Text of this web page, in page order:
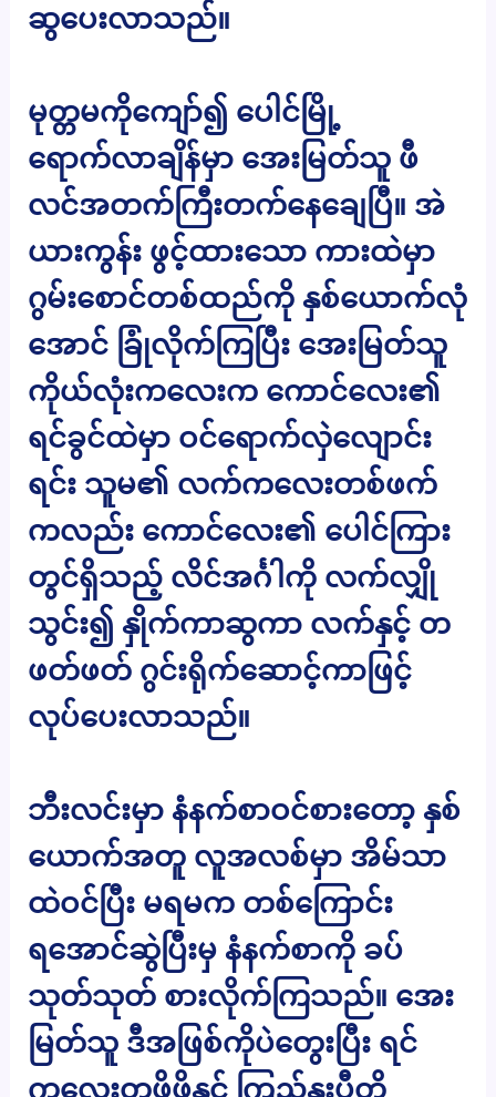
ဆွပေးလာသည်။
မုတ္တမကိုကျော်၍ ပေါင်မြို့
ရောက်လာချိန်မှာ အေးမြတ်သူ ဖီ
လင်အတက်ကြီးတက်နေချေပြီ။ အဲ
ယားကွန်း ဖွင့်ထားသော ကားထဲမှာ
ဂွမ်းစောင်တစ်ထည်ကို နှစ်ယောက်လုံ
အောင် ခြုံလိုက်ကြပြီး အေးမြတ်သူ
ကိုယ်လုံးကလေးက ကောင်လေး၏
ရင်ခွင်ထဲမှာ ဝင်ရောက်လှဲလျောင်း
ရင်း သူမ၏ လက်ကလေးတစ်ဖက်
ကလည်း ကောင်လေး၏ ပေါင်ကြား
တွင်ရှိသည့် လိင်အင်္ဂါကို လက်လျှို
သွင်း၍ နှိုက်ကာဆွကာ လက်နှင့် တ
ဖတ်ဖတ် ဂွင်းရိုက်ဆောင့်ကာဖြင့်
လုပ်ပေးလာသည်။
ဘီးလင်းမှာ နံနက်စာဝင်စားတော့ နှစ်
ယောက်အတူ လူအလစ်မှာ အိမ်သာ
ထဲဝင်ပြီး မရမက တစ်ကြောင်း
ရအောင်ဆွဲပြီးမှ နံနက်စာကို ခပ်
သုတ်သုတ် စားလိုက်ကြသည်။ အေး
မြတ်သူ ဒီအဖြစ်ကိုပဲတွေးပြီး ရင်
ကလေးတဖိုဖိုနှင့် ကြည်နူးပီတိ